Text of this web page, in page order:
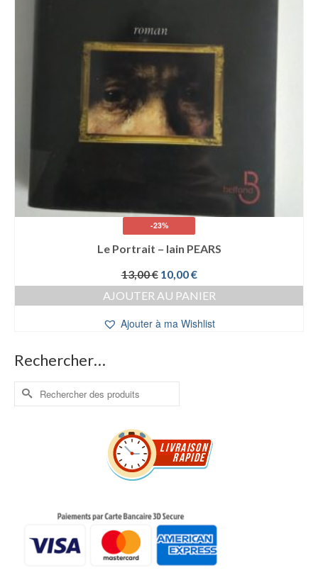
-23%
Le Portrait – Iain PEARS
13,00€ Le
prix
initial
13,00 €.
10,00€Le
prix
actuel
10,00 €.
AJOUTER AU PANIER
Ajouter à ma Wishlist
Rechercher…
Rechercher :